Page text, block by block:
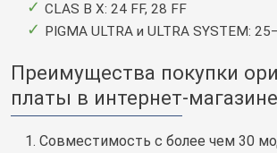
CLAS B X: 24 FF, 28 FF
PIGMA ULTRA и ULTRA SYSTEM:
Преимущества покупки
платы в интернет-магазине
Совместимость с более чем 30